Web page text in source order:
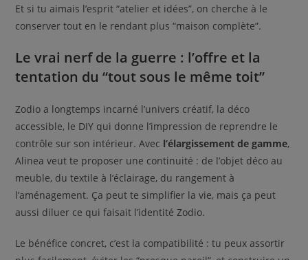
Et si tu aimais l’esprit “atelier et idées”, on cherche à le
conserver tout en le rendant plus “maison complète”.
Le vrai nerf de la guerre : l’offre et la
tentation du “tout sous le même toit”
Zodio a longtemps incarné l’univers créatif, la déco
accessible, le DIY qui donne l’impression de reprendre le
contrôle sur son intérieur. Avec l’élargissement de gamme,
Alinea veut te proposer une continuité : de l’objet déco au
meuble, du textile à l’éclairage, du rangement à
l’aménagement. Ça peut te simplifier la vie, mais ça peut
aussi diluer ce qui faisait l’identité Zodio.
Le bénéfice concret, c’est la compatibilité : tu peux assortir